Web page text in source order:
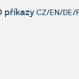
příkazy CZ/EN/DE/